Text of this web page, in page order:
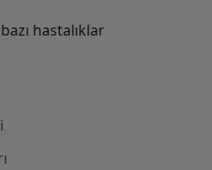
hastalıklar